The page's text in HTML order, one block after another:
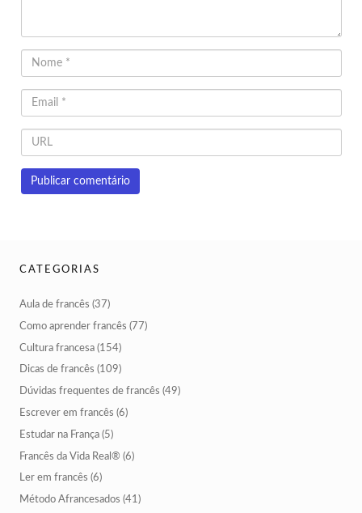
CATEGORIAS
Aula de francês (37)
Como aprender francês (77)
Cultura francesa (154)
Dicas de francês (109)
Dúvidas frequentes de francês (49)
Escrever em francês (6)
Estudar na França (5)
Francês da Vida Real® (6)
Ler em francês (6)
Método Afrancesados (41)